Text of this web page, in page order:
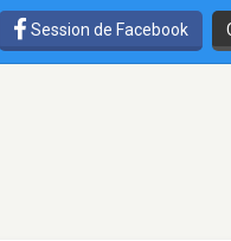
Session de Facebook